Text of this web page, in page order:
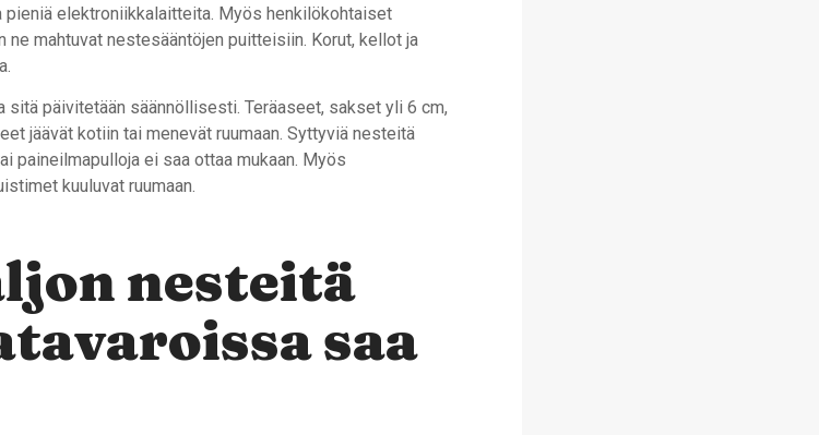
pieniä elektroniikkalaitteita. Myös henkilökohtaiset
ne mahtuvat nestesääntöjen puitteisiin. Korut, kellot ja
sitä päivitetään säännöllisesti. Teräaseet, sakset yli 6 cm,
jäävät kotiin tai menevät ruumaan. Syttyviä nesteitä
paineilmapulloja ei saa ottaa mukaan. Myös
kuuluvat ruumaan.
nesteitä
saa